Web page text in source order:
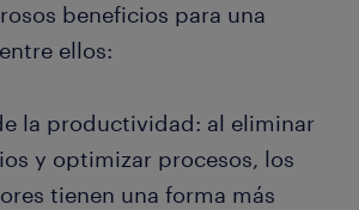
beneficios para una
ellos:
la productividad: al eliminar
y optimizar procesos, los
tienen una forma más